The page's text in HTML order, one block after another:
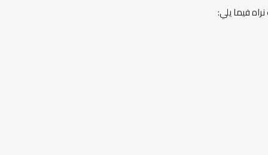
فيما يلي: